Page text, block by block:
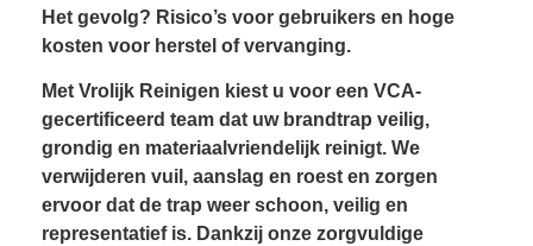
Het gevolg? Risico’s voor gebruikers en hoge
kosten voor herstel of vervanging.
Met Vrolijk Reinigen kiest u voor een VCA-
gecertificeerd team dat uw brandtrap veilig,
grondig en materiaalvriendelijk reinigt. We
verwijderen vuil, aanslag en roest en zorgen
ervoor dat de trap weer schoon, veilig en
representatief is. Dankzij onze zorgvuldige